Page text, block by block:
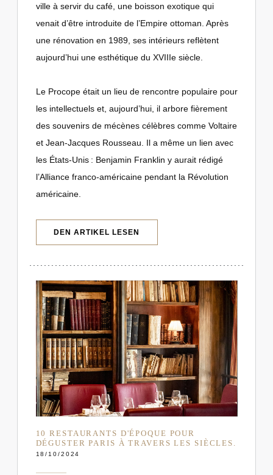
ville à servir du café, une boisson exotique qui
venait d’être introduite de l’Empire ottoman. Après
une rénovation en 1989, ses intérieurs reflètent
aujourd’hui une esthétique du XVIIIe siècle.
Le Procope était un lieu de rencontre populaire pour
les intellectuels et, aujourd’hui, il arbore fièrement
des souvenirs de mécènes célèbres comme Voltaire
et Jean-Jacques Rousseau. Il a même un lien avec
les États-Unis : Benjamin Franklin y aurait rédigé
l’Alliance franco-américaine pendant la Révolution
américaine.
DEN ARTIKEL LESEN
10 RESTAURANTS D'ÉPOQUE POUR
DÉGUSTER PARIS À TRAVERS LES SIÈCLES.
18/10/2024